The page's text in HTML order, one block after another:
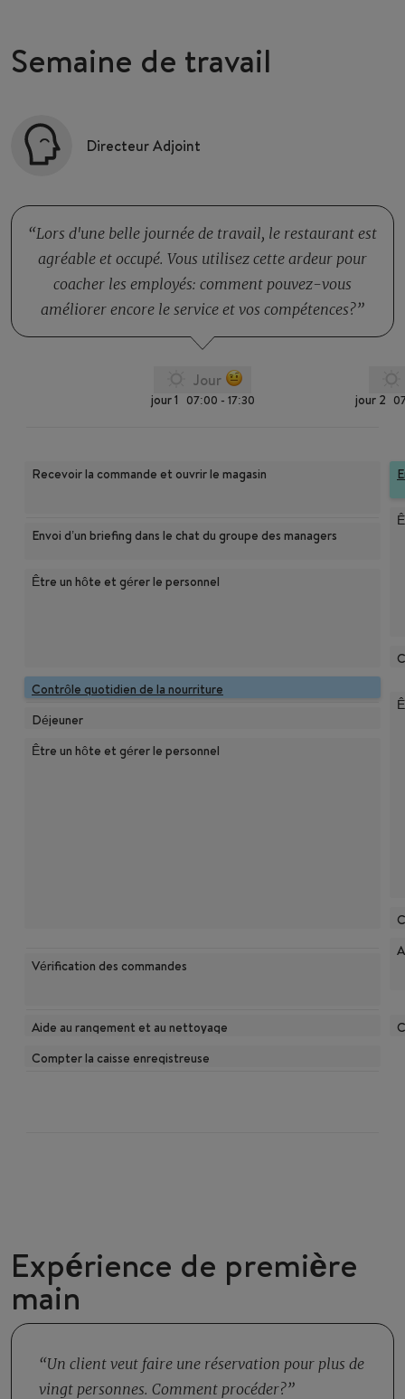
Semaine de travail
Directeur Adjoint
Lors d'une belle journée de travail, le restaurant est
agréable et occupé. Vous utilisez cette ardeur pour
coacher les employés: comment pouvez-vous
améliorer encore le service et vos compétences?
Jour
jour 1 07:00 - 17:30 jour 2
Recevoir la commande et ouvrir le magasin
Déjeuner
Compter la caisse enregistreuse
Être un hôte et gérer le personnel
Être un hôte et gérer le personnel
Aide au rangement et au nettoyage
Vérification des commandes
Contrôle quotidien de la nourriture
Envoi d’un briefing dans le chat du groupe des managers
Expérience de première
main
Un client veut faire une réservation pour plus de
vingt personnes. Comment procéder?